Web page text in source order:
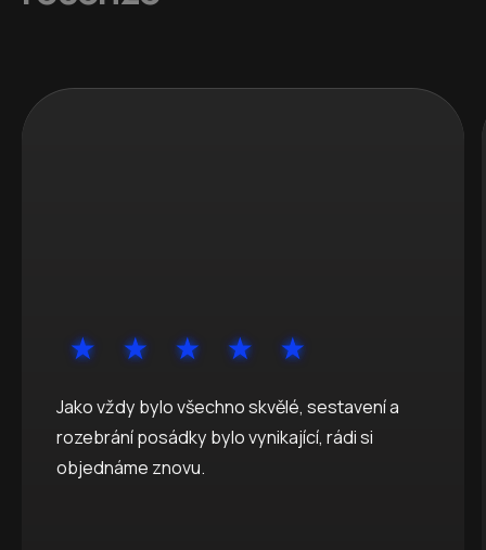
Jako vždy bylo všechno skvělé, sestavení a
rozebrání posádky bylo vynikající, rádi si
objednáme znovu.